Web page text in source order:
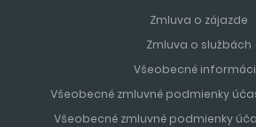
Zmluva o zájazde
Zmluva o službách
Všeobecné
Všeobecné zmluvné podmienky
Všeobecné zmluvné podmienky